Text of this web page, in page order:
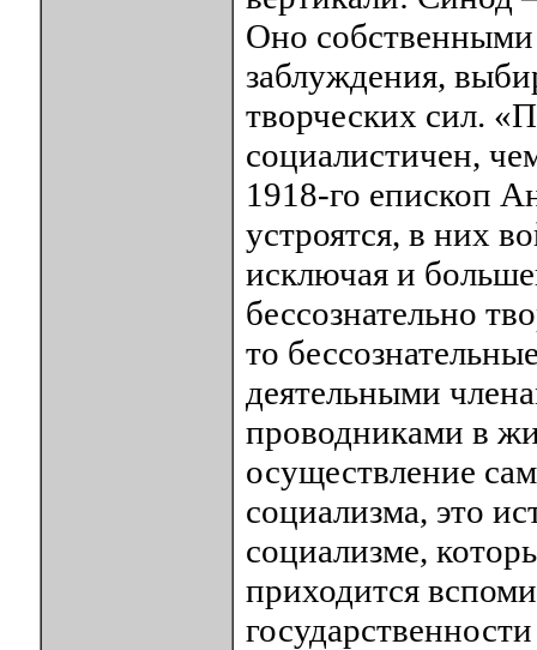
Оно собственными
заблуждения,
творческих сил.
социалистичен,
1918-го епископ
устроятся, в них
исключая и
бессознательно
то
деятельными
проводниками в
осуществление
социализма, это
социализме,
приходится